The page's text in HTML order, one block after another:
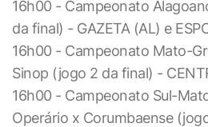
16h00 - Campeonato
da final) - GAZETA (AL) e
16h00 - Campeonato Mato-
Sinop (jogo 2 da final) -
16h00 - Campeonato Sul-
Operário x Corumbaense